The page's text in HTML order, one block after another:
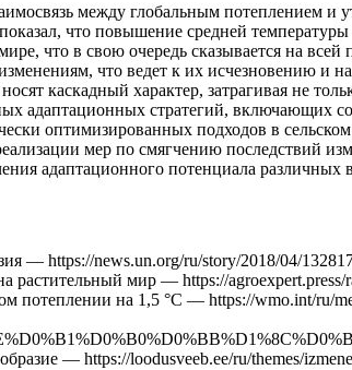
между глобальным потеплением
что повышение средней
что в свою очередь сказывается на
что ведет к их исчезновению и
каскадный характер, затрагивая не
адаптационных стратегий, включающих
оптимизированных подходов в
мер по смягчению последствий
адаптационного потенциала
— https://news.un.org/ru/story/2018/04/
растительный мир — https://
на 1,5 °C — https://wmo.int/ru/
— https://loodusveeb.ee/ru/themes/